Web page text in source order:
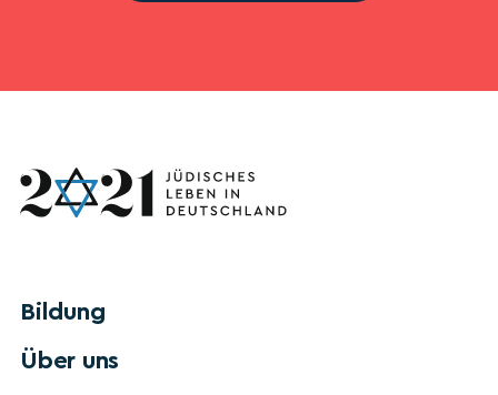
Bildung
Über uns